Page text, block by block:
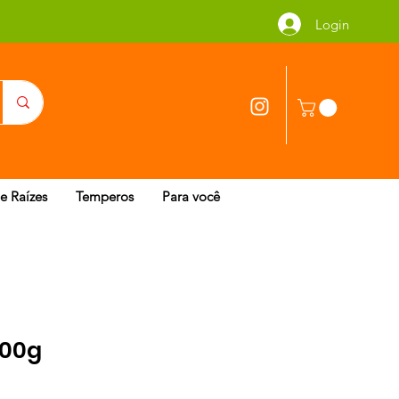
Login
Raízes Temperos Para você